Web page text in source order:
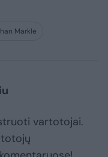
Markle
vartotojai.